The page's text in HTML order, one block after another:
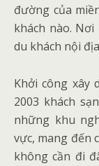
đường của
khách nào.
du khách nội
Khởi công xây
2003 khách
những khu
vực, mang đến
không cần đi